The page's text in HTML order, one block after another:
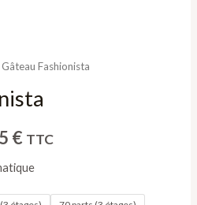
Fashionista
€ TTC